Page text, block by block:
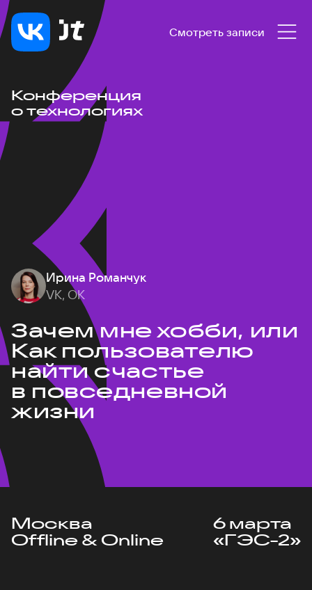
Смотреть записи
Конференция
о технологиях
Ирина Романчук
VK, ОК
Зачем мне хобби, или
Как пользователю
найти счастье
в повседневной
жизни
Москва
Offline & Online
6 марта
«ГЭС-2»